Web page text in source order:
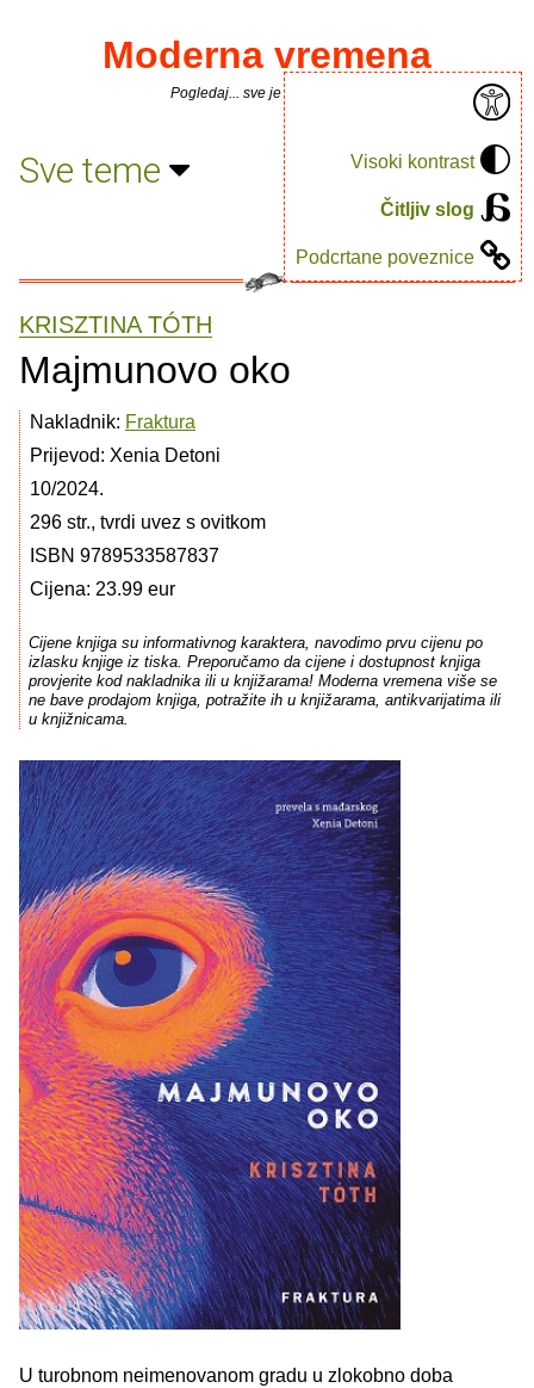
Visoki kontrast
Čitljiv slog
Podcrtane poveznice
Moderna vremena
Pogledaj... sve je puno knjiga.
Sve teme
KRISZTINA TÓTH
Majmunovo oko
Nakladnik: Fraktura
Prijevod: Xenia Detoni
10/2024.
296 str., tvrdi uvez s ovitkom
ISBN 9789533587837
Cijena: 23.99 eur
Cijene knjiga su informativnog karaktera, navodimo prvu cijenu po
izlasku knjige iz tiska. Preporučamo da cijene i dostupnost knjiga
provjerite kod nakladnika ili u knjižarama! Moderna vremena više se
ne bave prodajom knjiga, potražite ih u knjižarama, antikvarijatima ili
u knjižnicama.
U turobnom neimenovanom gradu u zlokobno doba